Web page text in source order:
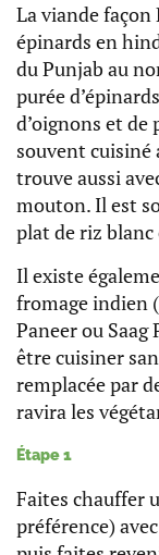
La viande façon
épinards en
du Punjab au
purée
d’oignons et de
souvent cuisiné
trouve aussi
mouton. Il est
plat de riz blanc
Il existe
fromage indien
Paneer ou Saag
être cuisiner
remplacée par
ravira les
Étape 1
Faites chauffer
préférence)